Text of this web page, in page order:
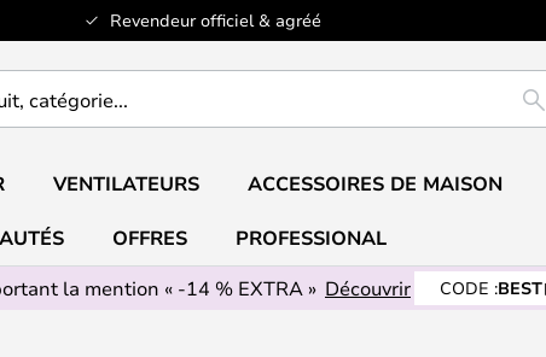
Revendeur officiel & agréé
VENTILATEURS ACCESSOIRES DE MAISON
OFFRES
PROFESSIONAL
la mention « -14 % EXTRA » Découvrir CODE :BEST